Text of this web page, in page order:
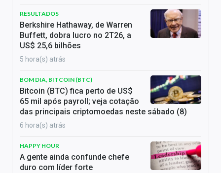
RESULTADOS
Berkshire Hathaway, de Warren
Buffett, dobra lucro no 2T26, a
US$ 25,6 bilhões
5 hora(s) atrás
BOM DIA, BITCOIN (BTC)
Bitcoin (BTC) fica perto de US$
65 mil após payroll; veja cotação
das principais criptomoedas neste sábado (8)
6 hora(s) atrás
HAPPY HOUR
A gente ainda confunde chefe
duro com líder forte